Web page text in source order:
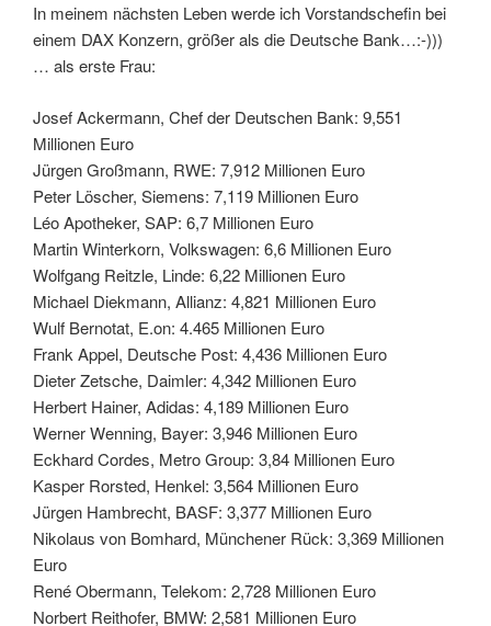
In meinem nächsten Leben werde ich Vorstandschefin bei
einem DAX Konzern, größer als die Deutsche Bank…:-)))
… als erste Frau:
Josef Ackermann, Chef der Deutschen Bank: 9,551
Millionen Euro
Jürgen Großmann, RWE: 7,912 Millionen Euro
Peter Löscher, Siemens: 7,119 Millionen Euro
Léo Apotheker, SAP: 6,7 Millionen Euro
Martin Winterkorn, Volkswagen: 6,6 Millionen Euro
Wolfgang Reitzle, Linde: 6,22 Millionen Euro
Michael Diekmann, Allianz: 4,821 Millionen Euro
Wulf Bernotat, E.on: 4.465 Millionen Euro
Frank Appel, Deutsche Post: 4,436 Millionen Euro
Dieter Zetsche, Daimler: 4,342 Millionen Euro
Herbert Hainer, Adidas: 4,189 Millionen Euro
Werner Wenning, Bayer: 3,946 Millionen Euro
Eckhard Cordes, Metro Group: 3,84 Millionen Euro
Kasper Rorsted, Henkel: 3,564 Millionen Euro
Jürgen Hambrecht, BASF: 3,377 Millionen Euro
Nikolaus von Bomhard, Münchener Rück: 3,369 Millionen
Euro
René Obermann, Telekom: 2,728 Millionen Euro
Norbert Reithofer, BMW: 2,581 Millionen Euro